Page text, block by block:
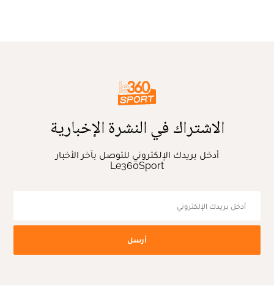
الاشتراك في النشرة الإخبارية
أدخل بريدك الإلكتروني للتوصل بآخر الأخبار
Le360Sport
أرسل